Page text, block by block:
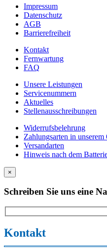
Impressum
Datenschutz
AGB
Barrierefreiheit
Kontakt
Fernwartung
FAQ
Unsere Leistungen
Servicenummern
Aktuelles
Stellenausschreibungen
Widerrufsbelehrung
Zahlungsarten in
Versandarten
Hinweis nach dem
×
Schreiben Sie uns eine
Kontakt